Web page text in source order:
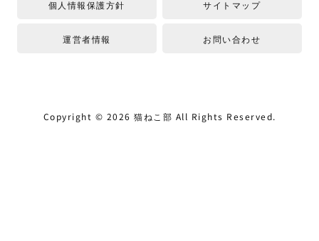
個人情報保護方針 サイトマップ
運営者情報 お問い合わせ
Copyright © 2026 猫ねこ部 All Rights Reserved.